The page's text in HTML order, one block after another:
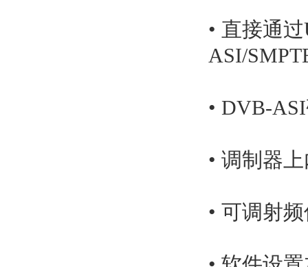
• 直接通
ASI/
• DVB-
• 调制器
• 可调射